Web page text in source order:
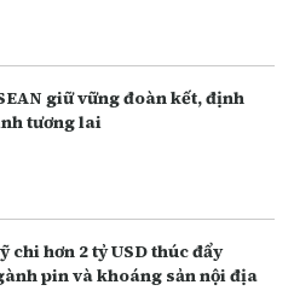
giữ vững đoàn kết, định
tương lai
chi hơn 2 tỷ USD thúc đẩy
pin và khoáng sản nội địa